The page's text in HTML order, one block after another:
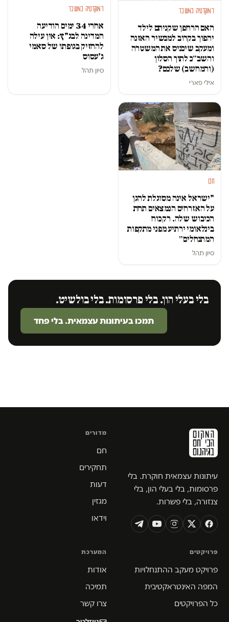
דמוקרטיה במשבר
האם הרחפן שקניתם לילד
יהפוך בקרוב למכשיר האזנה
ומעקב שיכניס את המשטרה
והשב״כ לתוך הסלון
(והמחשב) שלכם?
אילי פארי
דמוקרטיה במשבר
אחרי 34 ימים הודיעה
המדינה לבג"ץ: אין עילה
להחזיק בגופתו של סאמי
ג'עסוס
סיון תהל
חם
"ישראל אינה מסוגלת להגן
על האזרחים הנמצאים תחת
הכיבוש שלה. רק כוח
בינלאומי ירתיע מפני מתקפות
המתנחלים״
סיון תהל
בלי בעלי הון. בלי פרסומות. בלי בולשיט.
תמכו בעיתונות עצמאית. בלי פחד
עיתונות עצמאית חוקרת. בלי
פרסומות, בלי בעלי הון, בלי
צנזורה, בלי פשרות.
מדורים
חם
תחקירים
דעות
מגזין
וידאו
פרויקטים
פרויקט מעקב ההתנחלויות
המפה האינטראקטיבית
כל הפרויקטים
המערכת
אודות
תמיכה
צרו קשר